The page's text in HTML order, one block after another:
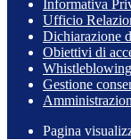
Informativa
Ufficio
Dichiarazione
Obiettivi di
Whistleblowing
Gestione
Pagina